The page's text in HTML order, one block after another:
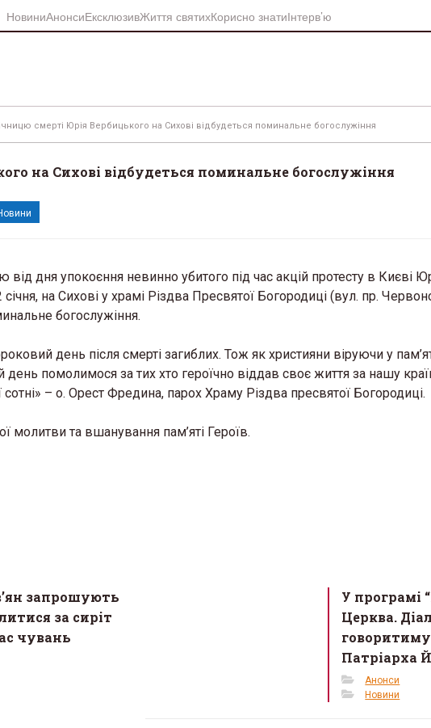
НовиниАнонсиЕксклюзивЖиття святихКорисно знатиІнтерв’ю
смерті Юрія Вербицького на Сихові відбудеться поминальне богослужіння
на Сихові відбудеться поминальне богослужіння
від дня упокоєння невинно убитого під час акцій протесту в Києві
на Сихові у храмі Різдва Пресвятої Богородиці (вул. пр.
богослужіння.
день після смерті загиблих. Тож як християни віруючи у
помолимося за тих хто героїчно віддав своє життя за нашу
– о. Орест Фредина, парох Храму Різдва пресвятої Богородиці.
молитви та вшанування пам’яті Героїв.
запрошують
за сиріт
чувань
У програмі
Церква.
Патріарха
Анонси
Новини